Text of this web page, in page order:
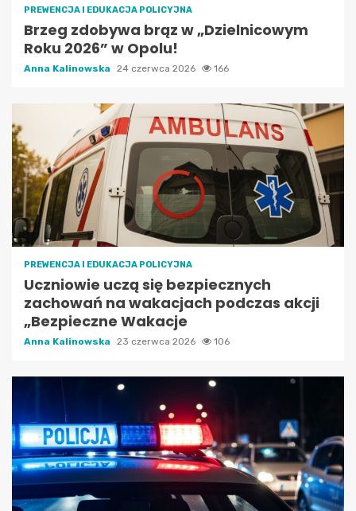
PREWENCJA I EDUKACJA POLICYJNA
Brzeg zdobywa brąz w „Dzielnicowym
Roku 2026” w Opolu!
Anna Kalinowska 24 czerwca 2026 166
PREWENCJA I EDUKACJA POLICYJNA
Uczniowie uczą się bezpiecznych
zachowań na wakacjach podczas akcji
„Bezpieczne Wakacje
Anna Kalinowska 23 czerwca 2026 106